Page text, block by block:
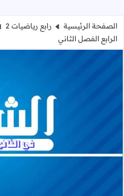
الصفحة الرئيسية رابع رياضيات 2
الرابع الفصل الثاني